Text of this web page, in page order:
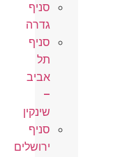
סניף
גדרה
סניף
תל
אביב
–
שינקין
סניף
ירושלים